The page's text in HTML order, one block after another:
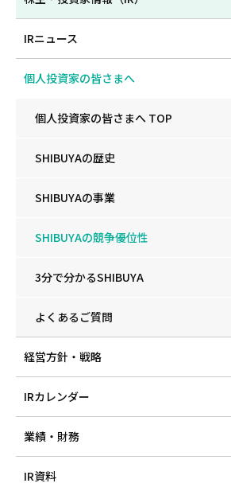
IRニュース
個人投資家の皆さまへ
個人投資家の皆さまへ TOP
SHIBUYAの歴史
SHIBUYAの事業
SHIBUYAの競争優位性
3分で分かるSHIBUYA
よくあるご質問
経営方針・戦略
IRカレンダー
業績・財務
IR資料